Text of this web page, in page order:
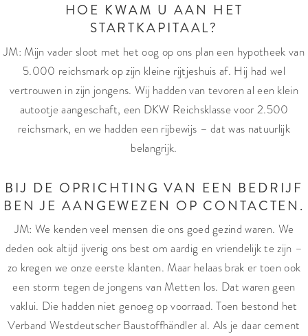
HOE KWAM U AAN HET
STARTKAPITAAL?
JM: Mijn vader sloot met het oog op ons plan een hypotheek van
5.000 reichsmark op zijn kleine rijtjeshuis af. Hij had wel
vertrouwen in zijn jongens. Wij hadden van tevoren al een klein
autootje aangeschaft, een DKW Reichsklasse voor 2.500
reichsmark, en we hadden een rijbewijs – dat was natuurlijk
belangrijk.
BIJ DE OPRICHTING VAN EEN BEDRIJF
BEN JE AANGEWEZEN OP CONTACTEN.
JM: We kenden veel mensen die ons goed gezind waren. We
deden ook altijd ijverig ons best om aardig en vriendelijk te zijn –
zo kregen we onze eerste klanten. Maar helaas brak er toen ook
een storm tegen de jongens van Metten los. Dat waren geen
vaklui. Die hadden niet genoeg op voorraad. Toen bestond het
Verband Westdeutscher Baustoffhändler al. Als je daar cement